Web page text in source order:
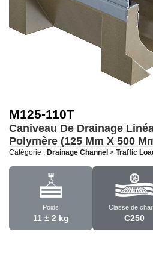
M125-110T
Caniveau De Drainage
Polymère (125 Mm X 500
Catégorie : Drainage Channel > Traffic
Poids
11 ± 2 kg
Classe de
C250